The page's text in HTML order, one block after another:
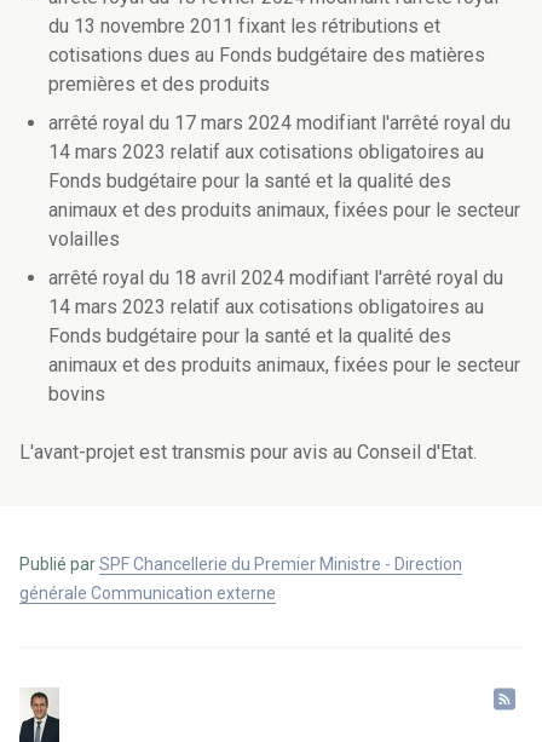
du 13 novembre 2011 fixant les rétributions et
cotisations dues au Fonds budgétaire des matières
premières et des produits
arrêté royal du 17 mars 2024 modifiant l'arrêté royal du
14 mars 2023 relatif aux cotisations obligatoires au
Fonds budgétaire pour la santé et la qualité des
animaux et des produits animaux, fixées pour le secteur
volailles
arrêté royal du 18 avril 2024 modifiant l'arrêté royal du
14 mars 2023 relatif aux cotisations obligatoires au
Fonds budgétaire pour la santé et la qualité des
animaux et des produits animaux, fixées pour le secteur
bovins
L'avant-projet est transmis pour avis au Conseil d'Etat.
Publié parSPF Chancellerie du Premier Ministre - Direction
générale Communication externe